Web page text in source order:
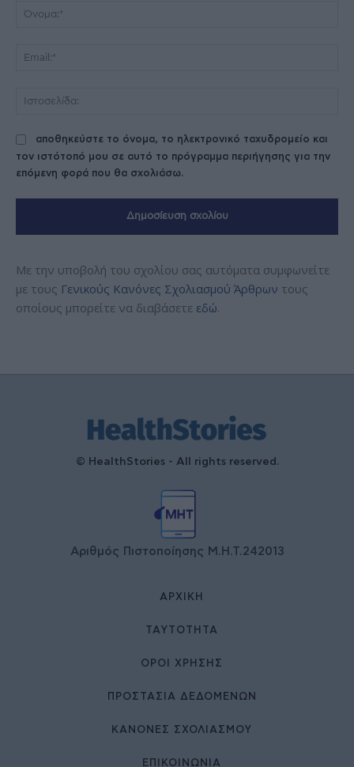
αποθηκεύστε το όνομα, το ηλεκτρονικό ταχυδρομείο και
τον ιστότοπό μου σε αυτό το πρόγραμμα περιήγησης για την
επόμενη φορά που θα σχολιάσω.
Με την υποβολή του σχολίου σας αυτόματα συμφωνείτε
με τους Γενικούς Κανόνες Σχολιασμού Άρθρων τους
οποίους μπορείτε να διαβάσετε εδώ.
© HealthStories - All rights reserved.
Αριθμός Πιστοποίησης Μ.Η.Τ.242013
ΑΡΧΙΚΉ
ΤΑΥΤΌΤΗΤΑ
ΌΡΟΙ ΧΡΉΣΗΣ
ΠΡΟΣΤΑΣΙΑ ΔΕΔΟΜΕΝΩΝ
ΚΑΝΟΝΕΣ ΣΧΟΛΙΑΣΜΟΥ
ΕΠΙΚΟΙΝΩΝΊΑ